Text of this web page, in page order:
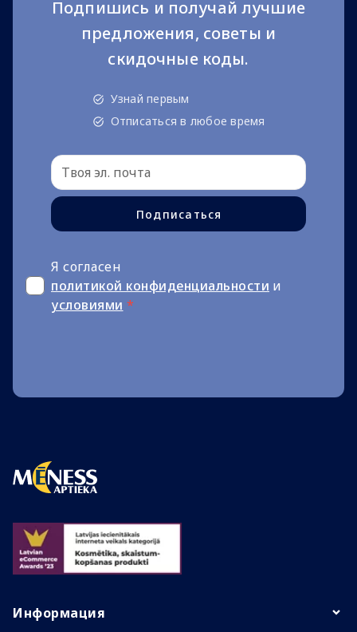
Подпишись и получай лучшие
предложения, советы и
скидочные коды.
Узнай первым
Отписаться в любое время
Подписаться
Я согласен
политикой конфиденциальности и
условиями *
Информация